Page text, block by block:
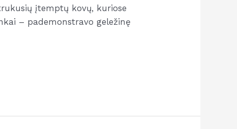
įtemptų kovų, kuriose
– pademonstravo geležinę